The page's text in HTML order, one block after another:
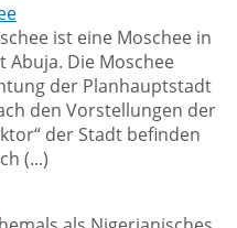
ist eine Moschee in
Die Moschee
der Planhauptstadt
den Vorstellungen der
der Stadt befinden
(...)